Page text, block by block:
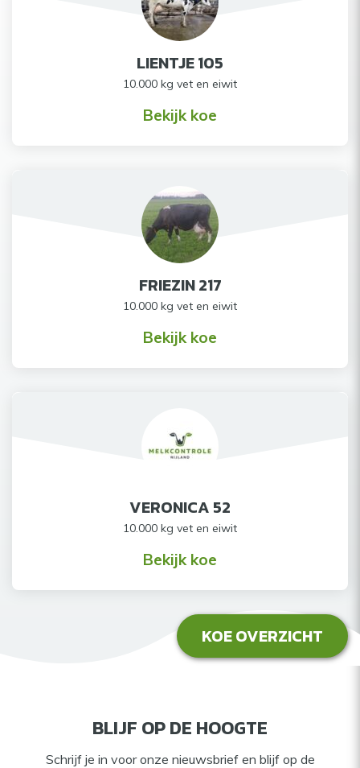
LIENTJE 105
10.000 kg vet en eiwit
Bekijk koe
FRIEZIN 217
10.000 kg vet en eiwit
Bekijk koe
VERONICA 52
10.000 kg vet en eiwit
Bekijk koe
KOE OVERZICHT
BLIJF OP DE HOOGTE
Schrijf je in voor onze nieuwsbrief en blijf op de